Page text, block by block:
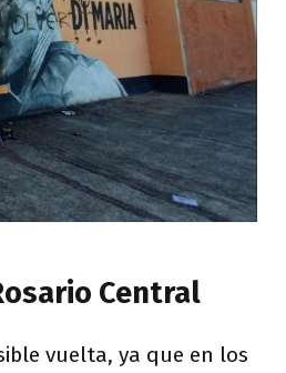
Central
vuelta, ya que en los